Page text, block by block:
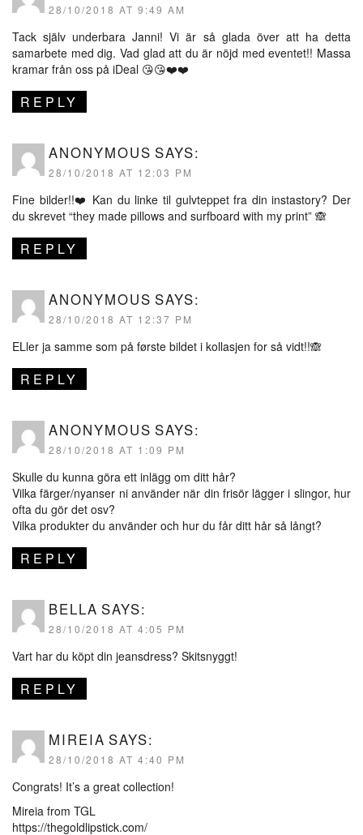
28/10/2018 AT 9:49 AM
Tack själv underbara Janni! Vi är så glada över att ha detta
samarbete med dig. Vad glad att du är nöjd med eventet!! Massa
kramar från oss på iDeal 😘😘❤️❤️
REPLY
ANONYMOUS SAYS:
28/10/2018 AT 12:03 PM
Fine bilder!!❤️ Kan du linke til gulvteppet fra din instastory? Der
du skrevet “they made pillows and surfboard with my print” 🙈
REPLY
ANONYMOUS SAYS:
28/10/2018 AT 12:37 PM
ELler ja samme som på første bildet i kollasjen for så vidt!!🙈
REPLY
ANONYMOUS SAYS:
28/10/2018 AT 1:09 PM
Skulle du kunna göra ett inlägg om ditt hår?
Vilka färger/nyanser ni använder när din frisör lägger i slingor, hur
ofta du gör det osv?
Vilka produkter du använder och hur du får ditt hår så långt?
REPLY
BELLA SAYS:
28/10/2018 AT 4:05 PM
Vart har du köpt din jeansdress? Skitsnyggt!
REPLY
MIREIA SAYS:
28/10/2018 AT 4:40 PM
Congrats! It’s a great collection!
Mireia from TGL
https://thegoldlipstick.com/